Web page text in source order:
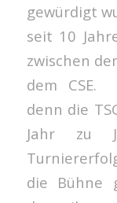
gewürdigt
seit 10
zwischen
dem CSE.
denn die
Jahr zu
die Bühne